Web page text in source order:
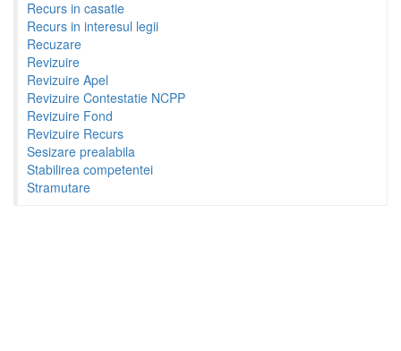
Recurs in casatie
Recurs in interesul legii
Recuzare
Revizuire
Revizuire Apel
Revizuire Contestatie NCPP
Revizuire Fond
Revizuire Recurs
Sesizare prealabila
Stabilirea competentei
Stramutare